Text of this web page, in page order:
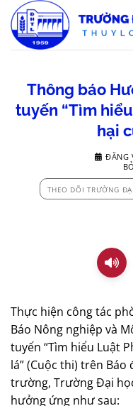
qua
nội
Thông báo
tuyến “Tìm
ĐĂNG
THEO DÕI TRƯỜNG
Thực hiện công tác
Báo Nông nghiệp và
tuyến “Tìm hiểu Luật
lá” (Cuộc thi) trên
trường, Trường Đại
hưởng ứng như sau: